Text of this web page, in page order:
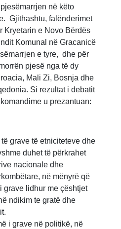
në këto
Gjithashtu, falënderimet
Kryetarin e Novo Bërdës
Komunal në Gracanicë
e tyre, dhe për
pjesë nga të dy
Mali Zi, Bosnja dhe
Si rezultat i debatit
u prezantuan:
grave të etniciteteve dhe
duhet të përkrahet
nacionale dhe
në mënyrë që
grave lidhur me çështjet
ndikim te gratë dhe
i grave në politikë, në